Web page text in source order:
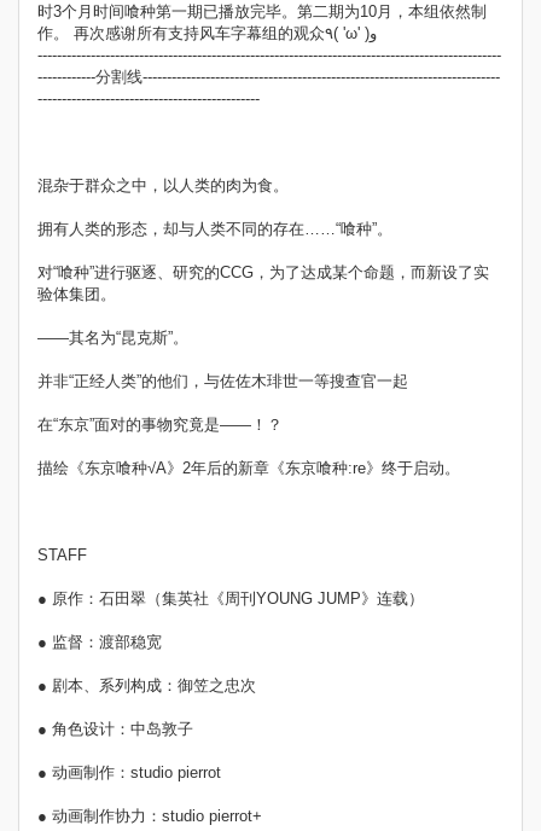
时3个月时间喰种第一期已播放完毕。第二期为10月，本组依然制
作。 再次感谢所有支持风车字幕组的观众٩( 'ω' )و
------------------------------------------------------------------------------------------------
------------分割线--------------------------------------------------------------------------
----------------------------------------------
混杂于群众之中，以人类的肉为食。
拥有人类的形态，却与人类不同的存在……“喰种”。
对“喰种”进行驱逐、研究的CCG，为了达成某个命题，而新设了实
验体集团。
——其名为“昆克斯”。
并非“正经人类”的他们，与佐佐木琲世一等搜查官一起
在“东京”面对的事物究竟是——！？
描绘《东京喰种√A》2年后的新章《东京喰种:re》终于启动。
STAFF
● 原作：石田翠（集英社《周刊YOUNG JUMP》连载）
● 监督：渡部稳宽
● 剧本、系列构成：御笠之忠次
● 角色设计：中岛敦子
● 动画制作：studio pierrot
● 动画制作协力：studio pierrot+